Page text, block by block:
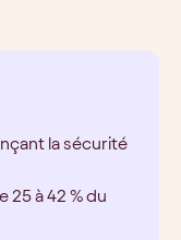
la sécurité
25 à 42 % du